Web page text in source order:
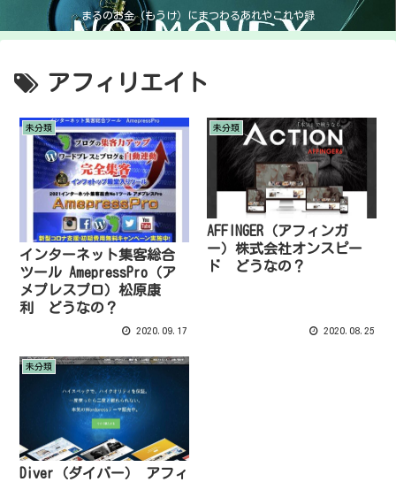
まるのお金（もうけ）にまつわるあれやこれや録
アフィリエイト
未分類
インターネット集客総合
ツール AmepressPro（ア
メプレスプロ）松原康
利 どうなの？
2020.09.17
未分類
AFFINGER（アフィンガ
ー）株式会社オンスピー
ド どうなの？
2020.08.25
未分類
Diver（ダイバー） アフィ